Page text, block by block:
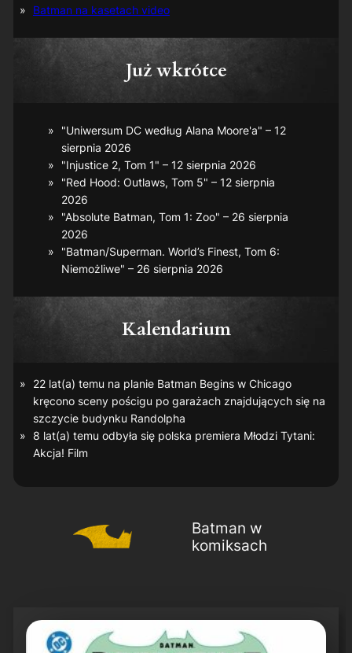
Batman na kasetach video
Już wkrótce
"Uniwersum DC według Alana Moore'a" – 12
sierpnia 2026
"Injustice 2, Tom 1" – 12 sierpnia 2026
"Red Hood: Outlaws, Tom 5" – 12 sierpnia
2026
"Absolute Batman, Tom 1: Zoo" – 26 sierpnia
2026
"Batman/Superman. World’s Finest, Tom 6:
Niemożliwe" – 26 sierpnia 2026
Kalendarium
22 lat(a) temu na planie Batman Beginsw Chicago
kręcono sceny pościgu po garażach znajdujących się na
szczycie budynku Randolpha
8 lat(a) temu odbyła się polska premiera Młodzi Tytani:
Akcja! Film
Batman w
komiksach